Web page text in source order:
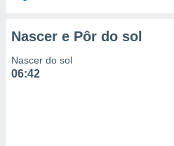
Nascer e Pôr do sol
Nascer do sol
06:42